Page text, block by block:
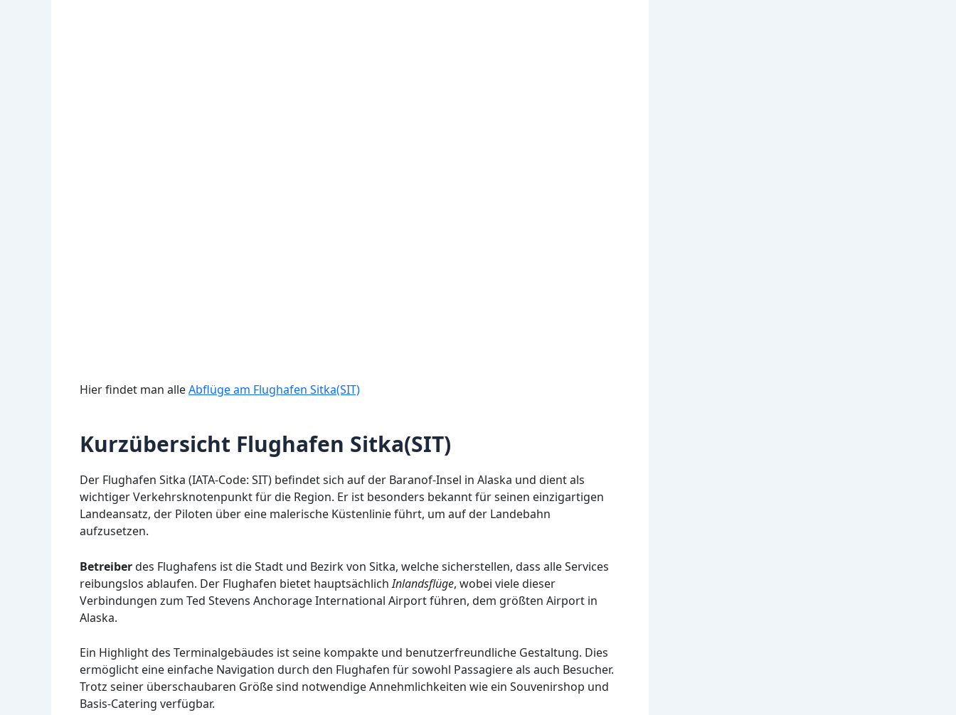
Hier findet man alleAbflüge am Flughafen Sitka(SIT)
Kurzübersicht Flughafen Sitka(SIT)
Der Flughafen Sitka (IATA-Code: SIT) befindet sich auf der Baranof-Insel in Alaska und dient als
wichtiger Verkehrsknotenpunkt für die Region. Er ist besonders bekannt für seinen einzigartigen
Landeansatz, der Piloten über eine malerische Küstenlinie führt, um auf der Landebahn
aufzusetzen.
Betreiberdes Flughafens ist die Stadt und Bezirk von Sitka, welche sicherstellen, dass alle Services
reibungslos ablaufen. Der Flughafen bietet hauptsächlichInlandsflüge, wobei viele dieser
Verbindungen zum Ted Stevens Anchorage International Airport führen, dem größten Airport in
Alaska.
Ein Highlight des Terminalgebäudes ist seine kompakte und benutzerfreundliche Gestaltung. Dies
ermöglicht eine einfache Navigation durch den Flughafen für sowohl Passagiere als auch Besucher.
Trotz seiner überschaubaren Größe sind notwendige Annehmlichkeiten wie ein Souvenirshop und
Basis-Catering verfügbar.